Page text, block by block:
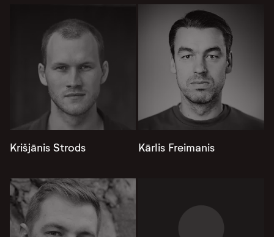
Krišjānis Strods Kārlis Freimanis